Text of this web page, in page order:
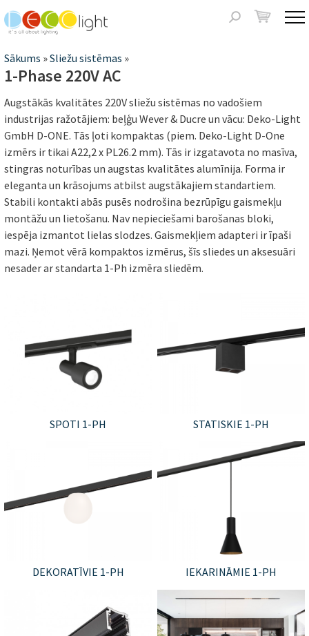
Meklēšanas
Jūs
atrodaties
šeit
Sākums »Sliežu sistēmas »
1-Phase 220V AC
Augstākās kvalitātes 220V sliežu sistēmas no vadošiem
industrijas ražotājiem: beļģu Wever & Ducre un vācu: Deko-Light
GmbH D-ONE. Tās ļoti kompaktas (piem. Deko-Light D-One
izmērs ir tikai A22,2 x PL26.2 mm). Tās ir izgatavota no masīva,
stingras noturības un augstas kvalitātes alumīnija. Forma ir
eleganta un krāsojums atbilst augstākajiem standartiem.
Stabili kontakti abās pusēs nodrošina bezrūpīgu gaismekļu
montāžu un lietošanu. Nav nepieciešami barošanas bloki,
iespēja izmantot lielas slodzes. Gaismekļiem adapteri ir īpaši
mazi. Ņemot vērā kompaktos izmērus, šīs sliedes un aksesuāri
nesader ar standarta 1-Ph izmēra sliedēm.
SPOTI 1-PH STATISKIE 1-PH
DEKORATĪVIE 1-PH IEKARINĀMIE 1-PH